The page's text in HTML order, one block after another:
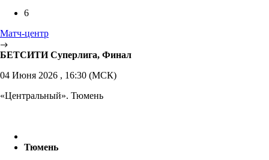
6
Матч-центр
БЕТСИТИ Суперлига, Финал
04 Июня 2026 , 16:30 (МСК)
«Центральный». Тюмень
Тюмень